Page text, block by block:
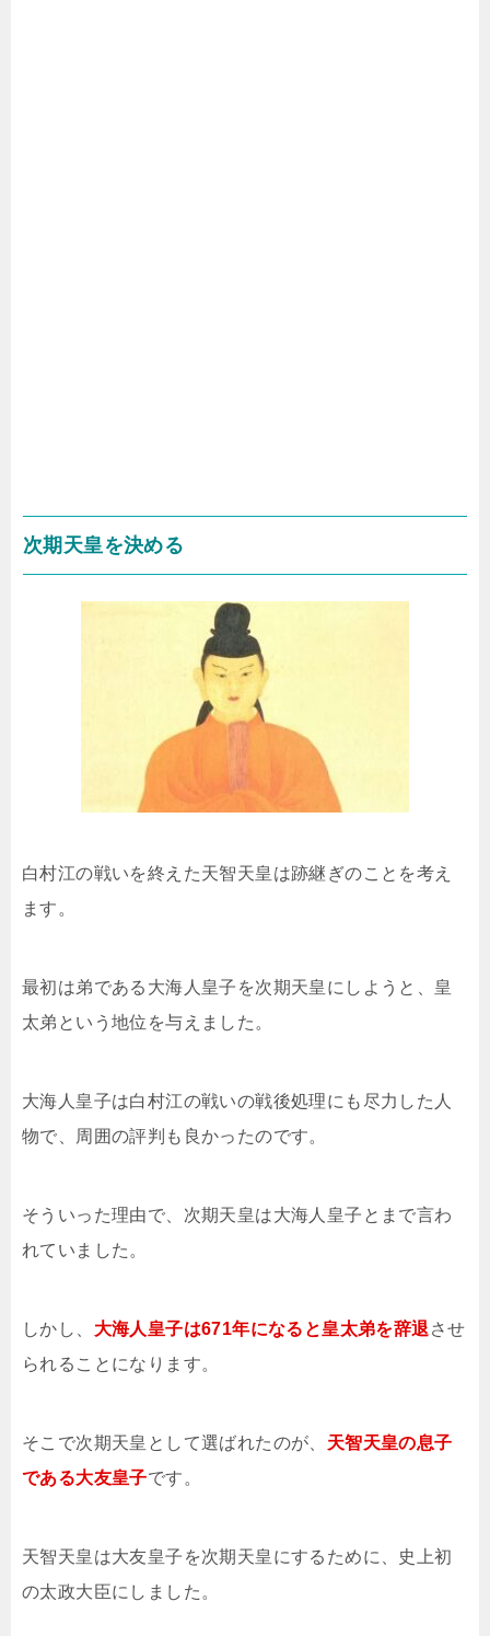
次期天皇を決める
白村江の戦いを終えた天智天皇は跡継ぎのことを考え
ます。
最初は弟である大海人皇子を次期天皇にしようと、皇
太弟という地位を与えました。
大海人皇子は白村江の戦いの戦後処理にも尽力した人
物で、周囲の評判も良かったのです。
そういった理由で、次期天皇は大海人皇子とまで言わ
れていました。
しかし、 大海人皇子は671年になると皇太弟を辞退させ
られることになります。
そこで次期天皇として選ばれたのが、 天智天皇の息子
である大友皇子です。
天智天皇は大友皇子を次期天皇にするために、史上初
の太政大臣にしました。